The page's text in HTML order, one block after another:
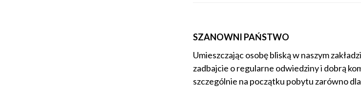
SZANOWNI PAŃSTWO
Umieszczając osobę bliską w naszym
zadbajcie o regularne odwiedziny i dobrą
szczególnie na początku pobytu zarówno